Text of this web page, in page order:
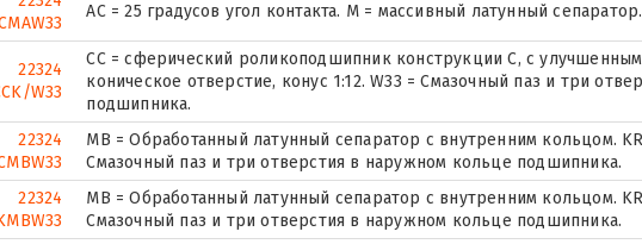
AC = 25 градусов угол контакта. M = массивный латунный сепаратор.
22324
W33
CC = сферический роликоподшипник конструкции C, с
коническое отверстие, конус 1:12. W33 = Смазочный паз и три
подшипника.
22324
MB = Обработанный латунный сепаратор с внутренним кольцом.
Смазочный паз и три отверстия в наружном кольце подшипника.
22324
MB = Обработанный латунный сепаратор с внутренним кольцом.
Смазочный паз и три отверстия в наружном кольце подшипника.